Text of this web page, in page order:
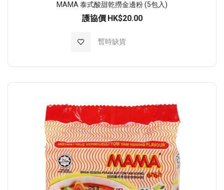
MAMA 泰式酸甜乾撈金邊粉 (5包入)
護協價 HK$20.00
暫時缺貨
加入至願望清單